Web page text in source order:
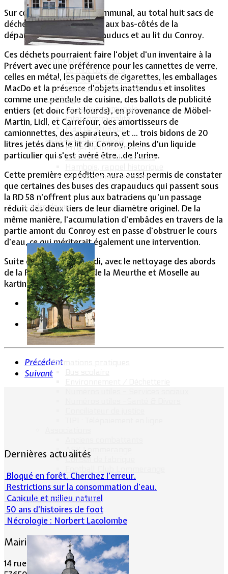
Votre Mairie
Le mot du Maire
CR des conseils municipaux
Service administratif
Le Village
La salle communale
Intercommunalité
Plan de situation
Lotissement Hambois
Projet de lotissements
Sodevam Nord-Lorraine
Le lotissement Hambois
Cadre de vie
Informations pratiques
ASK Lommerange
Conseil de fabrique
Culture & Patrimoine
Sur cette partie du ban communal, au total huit sacs de
déchets ont été soustraits aux bas-côtés de la
départementale, aux crapauducs et au lit du Conroy.
Ces déchets pourraient faire l'objet d'un inventaire à la
Prévert avec une préférence pour les cannettes de verre,
celles en métal, les paquets de cigarettes, les emballages
MacDo et la présence d'objets inattendus et insolites
comme une pendule de cuisine, des ballots de publicité
entiers (et donc fort lourds), en provenance de Möbel-
Martin, Lidl, et Carrefour, des amortisseurs de
camionnettes, des aspirateurs, et ... trois bidons de 20
litres jetés dans le lit du Conroy, pleins d'un liquide
particulier qui s'est avéré être...de l'urine.
Cette première expédition aura aussi permis de constater
que certaines des buses des crapauducs qui passent sous
la RD 58 n'offrent plus aux batraciens qu'un passage
réduit des deux tiers de leur diamètre originel. De la
même manière, l'accumulation d'embâcles en travers de la
partie amont du Conroy est en passe d'obstruer le cours
d'eau, ce qui mériterait également une intervention.
Suite de l'épisode samedi, avec le nettoyage des abords
de la RD 58 de la limite de la Meurthe et Moselle au
karting.
Précédent
Suivant
Dernières actualités
Bloqué en forêt. Cherchez l’erreur.
Restrictions sur la consommation d'eau.
Canicule et milieu naturel
50 ans d’histoires de foot
Nécrologie : Norbert Lacolombe
Mairie de Lommerange
14 rue Maréchal Joffre